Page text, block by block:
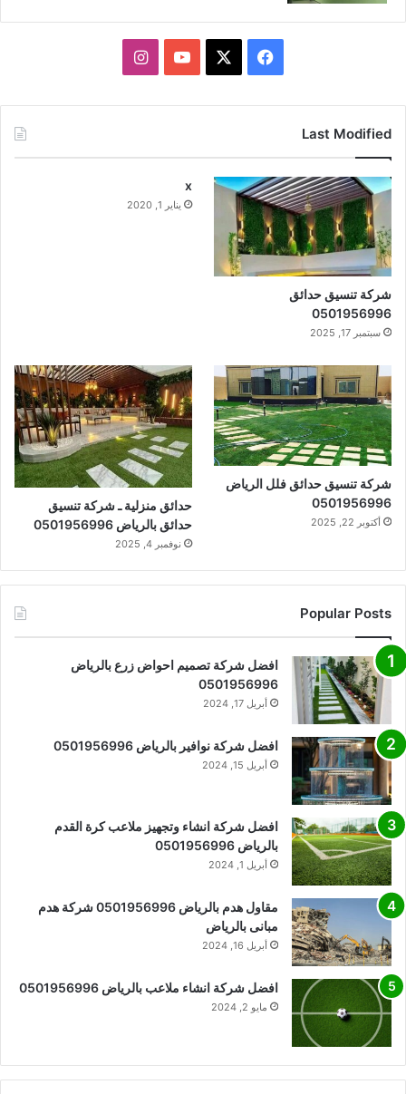
فيسبوك يوتيوبانستقرام
Last Modified
شركة تنسيق حدائق
0501956996
سبتمبر 17, 2025
x
يناير 1, 2020
شركة تنسيق حدائق فلل الرياض
0501956996
أكتوبر 22, 2025
حدائق منزلية ـ شركة تنسيق
حدائق بالرياض 0501956996
نوفمبر 4, 2025
Popular Posts
افضل شركة تصميم احواض زرع بالرياض
0501956996
أبريل 17, 2024
افضل شركة نوافير بالرياض 0501956996
أبريل 15, 2024
افضل شركة انشاء وتجهيز ملاعب كرة القدم
بالرياض 0501956996
أبريل 1, 2024
مقاول هدم بالرياض 0501956996 شركة هدم
مبانى بالرياض
أبريل 16, 2024
افضل شركة انشاء ملاعب بالرياض 0501956996
مايو 2, 2024